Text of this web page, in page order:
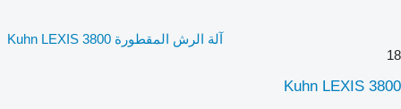
آلة الرش المقطورة Kuhn LEXIS 3800
18
Kuhn LEXIS 3800